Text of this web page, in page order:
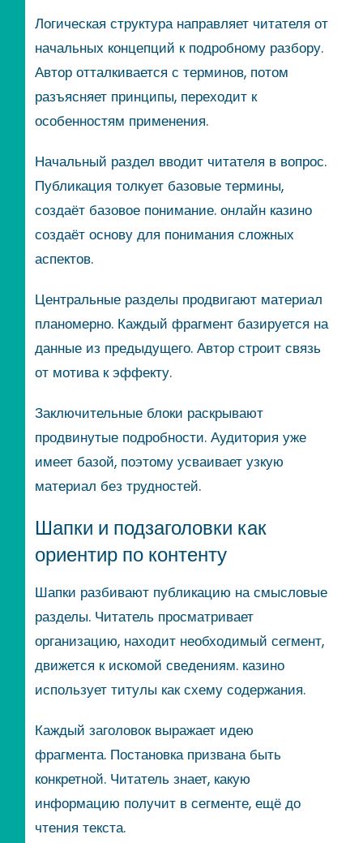
Логическая структура направляет читателя от
начальных концепций к подробному разбору.
Автор отталкивается с терминов, потом
разъясняет принципы, переходит к
особенностям применения.
Начальный раздел вводит читателя в вопрос.
Публикация толкует базовые термины,
создаёт базовое понимание. онлайн казино
создаёт основу для понимания сложных
аспектов.
Центральные разделы продвигают материал
планомерно. Каждый фрагмент базируется на
данные из предыдущего. Автор строит связь
от мотива к эффекту.
Заключительные блоки раскрывают
продвинутые подробности. Аудитория уже
имеет базой, поэтому усваивает узкую
материал без трудностей.
Шапки и подзаголовки как
ориентир по контенту
Шапки разбивают публикацию на смысловые
разделы. Читатель просматривает
организацию, находит необходимый сегмент,
движется к искомой сведениям. казино
использует титулы как схему содержания.
Каждый заголовок выражает идею
фрагмента. Постановка призвана быть
конкретной. Читатель знает, какую
информацию получит в сегменте, ещё до
чтения текста.